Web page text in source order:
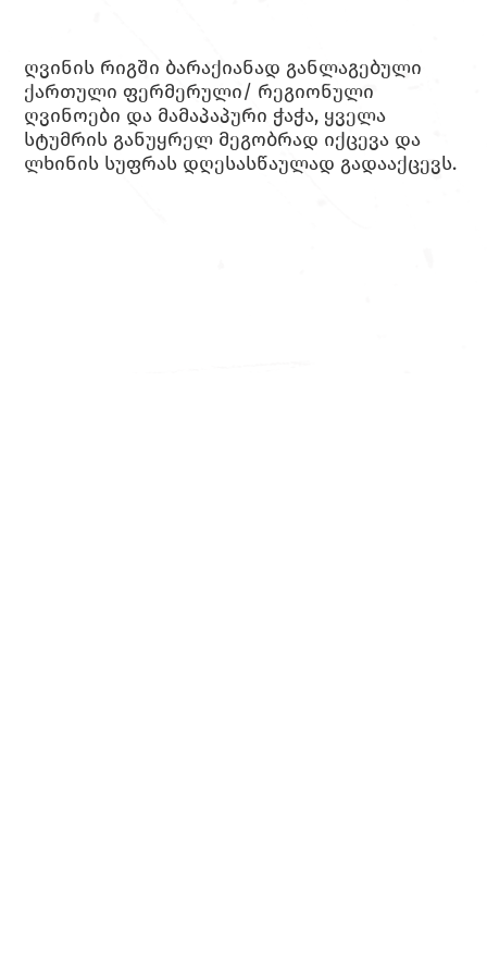
ღვინის რიგში ბარაქიანად განლაგებული
ქართული ფერმერული/ რეგიონული
ღვინოები და მამაპაპური ჭაჭა, ყველა
სტუმრის განუყრელ მეგობრად იქცევა და
ლხინის სუფრას დღესასწაულად გადააქცევს.